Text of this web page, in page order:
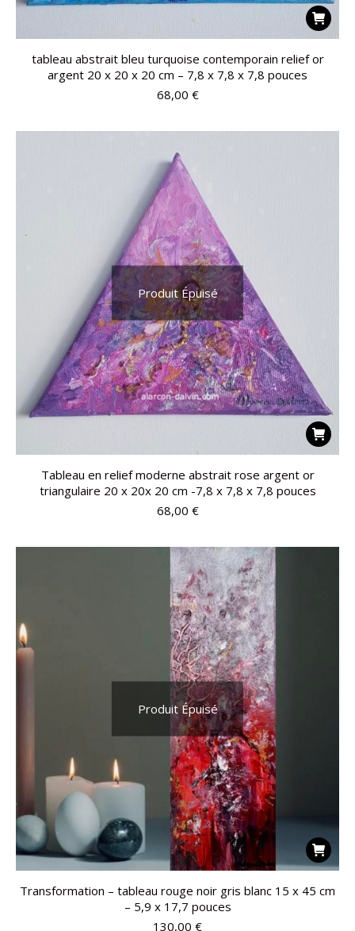
tableau abstrait bleu turquoise contemporain relief or
argent 20 x 20 x 20 cm – 7,8 x 7,8 x 7,8 pouces
68,00 €
Produit Épuisé
Tableau en relief moderne abstrait rose argent or
triangulaire 20 x 20x 20 cm -7,8 x 7,8 x 7,8 pouces
68,00 €
Produit Épuisé
Transformation – tableau rouge noir gris blanc 15 x 45 cm
– 5,9 x 17,7 pouces
130,00 €